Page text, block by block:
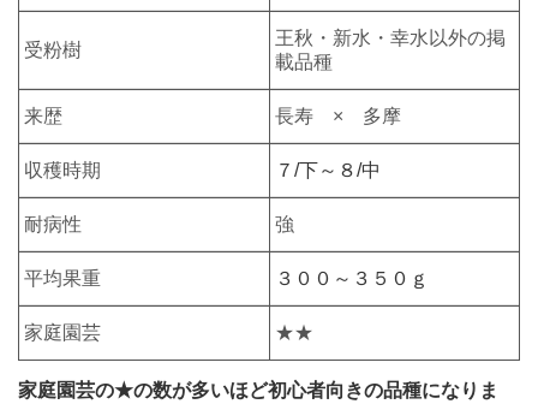
受粉樹
王秋・新水・幸水以外の掲
載品種
来歴 長寿 × 多摩
収穫時期 ７/下～８/中
耐病性 強
平均果重 ３００～３５０ｇ
家庭園芸 ★★
家庭園芸の★の数が多いほど初心者向きの品種になりま